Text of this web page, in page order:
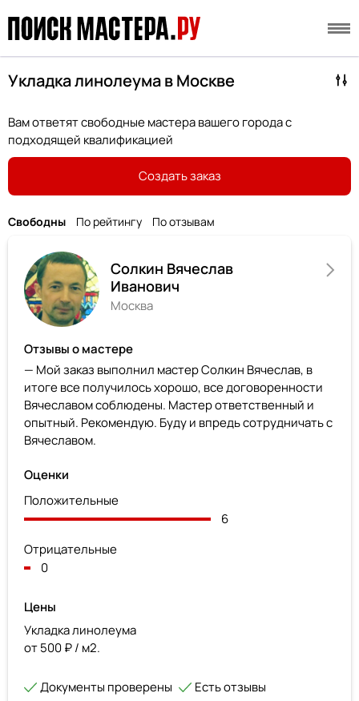
Укладка линолеума в Москве
Вам ответят свободные мастера вашего города с
подходящей квалификацией
Создать заказ
Свободны По рейтингу По отзывам
Солкин Вячеслав
Иванович
Москва
Отзывы о мастере
— Мой заказ выполнил мастер Солкин Вячеслав, в
итоге все получилось хорошо, все договоренности
Вячеславом соблюдены. Мастер ответственный и
опытный. Рекомендую. Буду и впредь сотрудничать с
Вячеславом.
Оценки
Положительные
6
Отрицательные
0
Цены
Укладка линолеума
от 500 ₽ / м2.
Документы проверены
Есть отзывы